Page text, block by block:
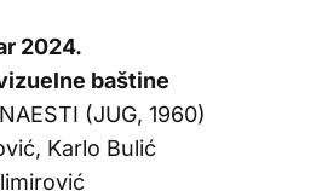
2024.
baštine
(JUG, 1960)
Karlo Bulić